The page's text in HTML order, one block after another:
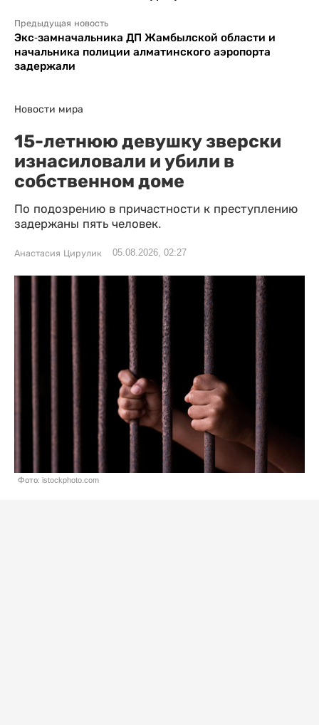
Предыдущая новость
Экс-замначальника ДП Жамбылской области и
начальника полиции алматинского аэропорта
задержали
Новости мира
15-летнюю девушку зверски
изнасиловали и убили в
собственном доме
По подозрению в причастности к преступлению
задержаны пять человек.
Анастасия Цирулик 05.08.2026, 02:27
Фото: istockphoto.com